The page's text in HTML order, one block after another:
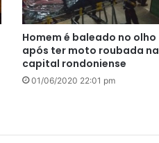
Homem é baleado no olho
após ter moto roubada na
capital rondoniense
01/06/2020 22:01 pm